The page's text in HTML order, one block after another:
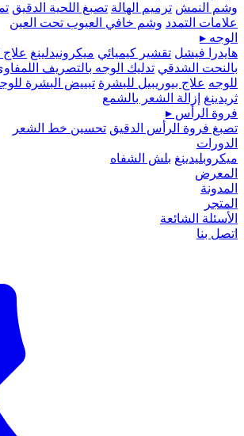
وشم النمش ترميم الهالة تصبغ اللحية الدقيق
علامات التمدد وشم خافي العيوب تحت العين
الوجه ▸
هايدرا فيشل تقشير كيميائي ميكرونيدلينغ علاج PRP
بالنحت الشدقي تدليك الوجه بالتصريف
للوجه علاج بيوريبيل للبشرة تبييض البشرة
ثريدينغ إزالة الشعر بالشمع
فروة الرأس ▸
تصبغ فروة الرأس الدقيق تحسين خط الشعر
الدورات
ميكروبلیدينغ بلش الشفاه
المعرض
المدونة
المتجر
الأسئلة الشائعة
اتصل بنا